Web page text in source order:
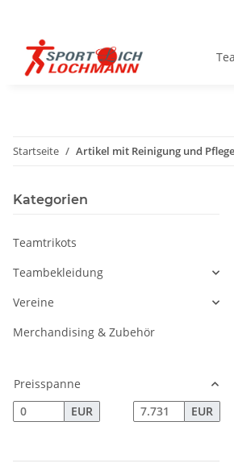
Startseite Artikel mit Reinigung und
Kategorien
Teamtrikots
Teambekleidung
Vereine
Merchandising & Zubehör
Preisspanne
EUR
EUR